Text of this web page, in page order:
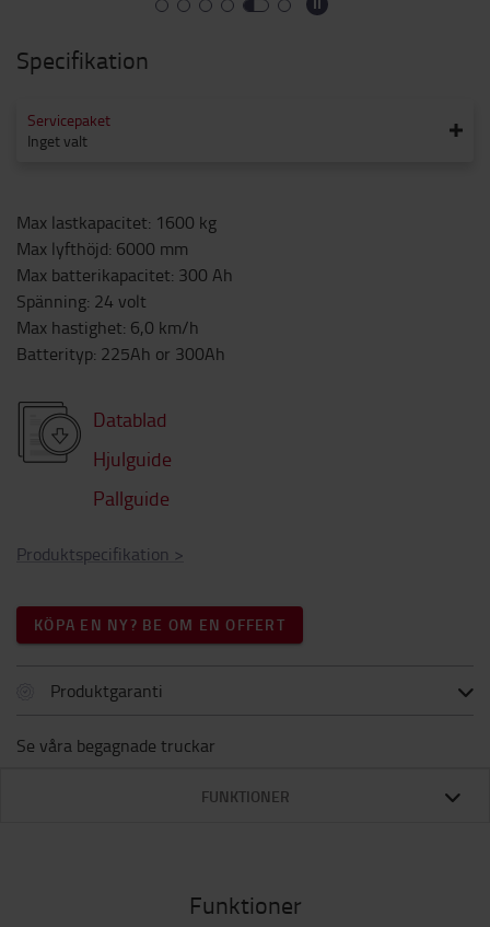
Specifikation
Servicepaket
Inget valt
Max lastkapacitet: 1600 kg
Max lyfthöjd: 6000 mm
Max batterikapacitet: 300 Ah
Spänning: 24 volt
Max hastighet: 6,0 km/h
Batterityp: 225Ah or 300Ah
Datablad
Hjulguide
Pallguide
Produktspecifikation >
KÖPA EN NY? BE OM EN OFFERT
Produktgaranti
Se våra begagnade truckar
FUNKTIONER
Funktioner